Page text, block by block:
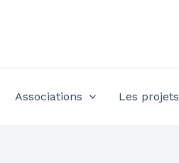
Associations Les projets